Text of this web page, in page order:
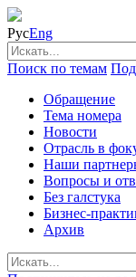
РусEng
Поиск по темам
Обращение
Тема номера
Новости
Отрасль в
Наши
Вопросы и
Без галстука
Бизнес-
Архив